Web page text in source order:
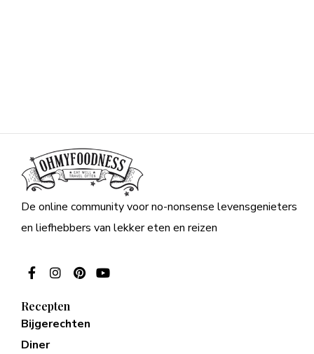
De online community voor no-nonsense levensgenieters
en liefhebbers van lekker eten en reizen
Recepten
Bijgerechten
Diner